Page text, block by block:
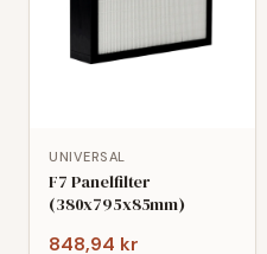
UNIVERSAL
F7 Panelfilter
(380x795x85mm)
848,94 kr